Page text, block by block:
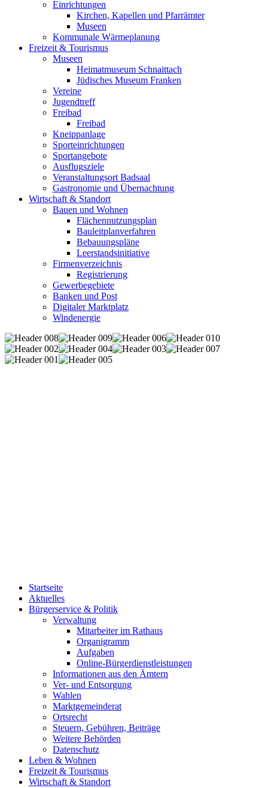
Einrichtungen
Kirchen, Kapellen und Pfarrämter
Museen
Kommunale Wärmeplanung
Freizeit & Tourismus
Museen
Heimatmuseum Schnaittach
Jüdisches Museum Franken
Vereine
Jugendtreff
Freibad
Freibad
Kneippanlage
Sporteinrichtungen
Sportangebote
Ausflugsziele
Veranstaltungsort Badsaal
Gastronomie und Übernachtung
Wirtschaft & Standort
Bauen und Wohnen
Flächennutzungsplan
Bauleitplanverfahren
Bebauungspläne
Leerstandsinitiative
Firmenverzeichnis
Registrierung
Gewerbegebiete
Banken und Post
Digitaler Marktplatz
Windenergie
Startseite
Aktuelles
Bürgerservice & Politik
Verwaltung
Mitarbeiter im Rathaus
Organigramm
Aufgaben
Online-Bürgerdienstleistungen
Informationen aus den Ämtern
Ver- und Entsorgung
Wahlen
Marktgemeinderat
Ortsrecht
Steuern, Gebühren, Beiträge
Weitere Behörden
Datenschutz
Leben & Wohnen
Freizeit & Tourismus
Wirtschaft & Standort